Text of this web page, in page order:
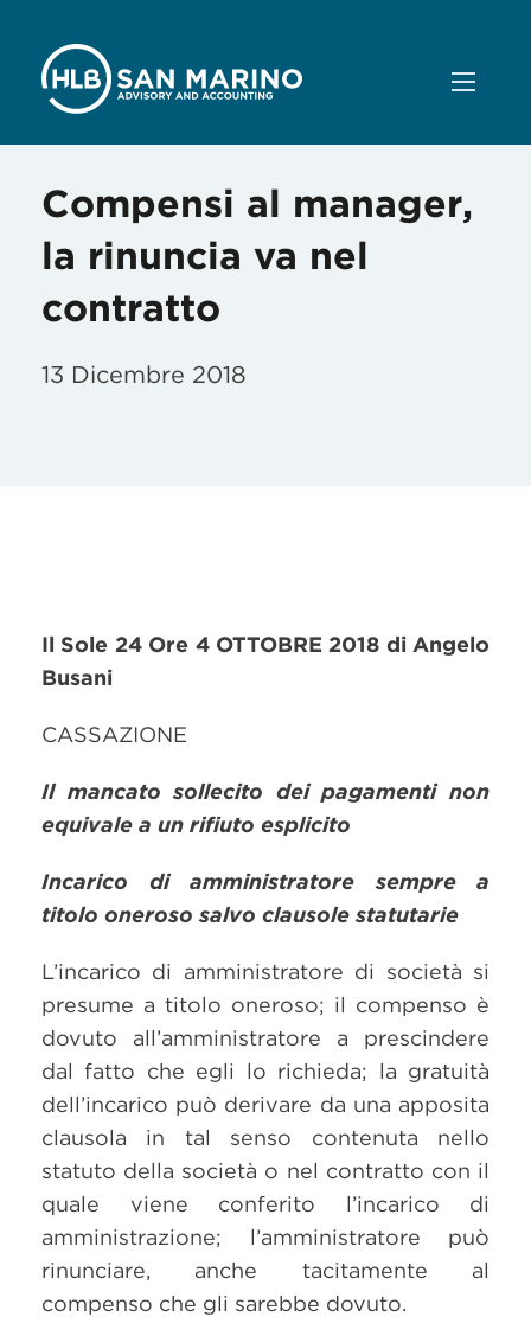
Compensi al manager,
la rinuncia va nel
contratto
13 Dicembre 2018
Il Sole 24 Ore 4 OTTOBRE 2018 di Angelo
Busani
CASSAZIONE
Il mancato sollecito dei pagamenti non
equivale a un rifiuto esplicito
Incarico di amministratore sempre a
titolo oneroso salvo clausole statutarie
L’incarico di amministratore di società si
presume a titolo oneroso; il compenso è
dovuto all’amministratore a prescindere
dal fatto che egli lo richieda; la gratuità
dell’incarico può derivare da una apposita
clausola in tal senso contenuta nello
statuto della società o nel contratto con il
quale viene conferito l’incarico di
amministrazione; l’amministratore può
rinunciare, anche tacitamente al
compenso che gli sarebbe dovuto.